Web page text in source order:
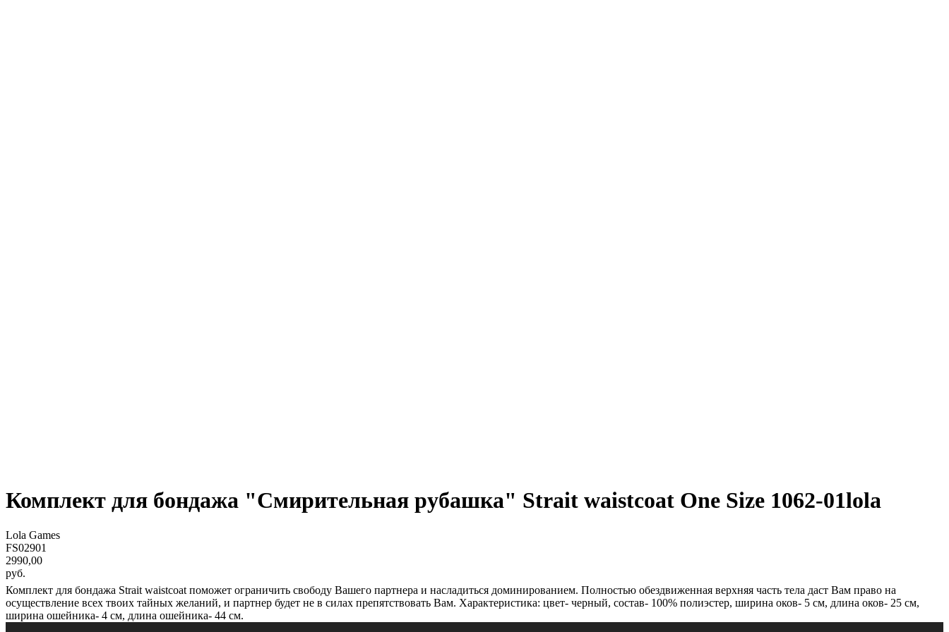
Комплект для бондажа "Смирительная рубашка" Strait waistcoat One Size 1062-01lola
Lola Games
FS02901
2990,00
руб.
Комплект для бондажа Strait waistcoat поможет ограничить свободу Вашего партнера и насладиться доминированием. Полностью обездвиженная верхняя часть тела даст Вам право на
осуществление всех твоих тайных желаний, и партнер будет не в силах препятствовать Вам. Характеристика: цвет- черный, состав- 100% полиэстер, ширина оков- 5 см, длина оков- 25 см,
ширина ошейника- 4 см, длина ошейника- 44 см.